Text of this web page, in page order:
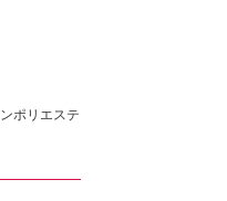
ポリエステ